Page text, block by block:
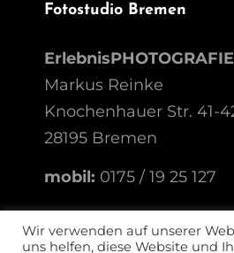
Fotostudio Bremen
ErlebnisPHOTOGRAFIE
Markus Reinke
Knochenhauer Str. 41-
28195 Bremen
mobil: 0175 / 19 25 127
Wir verwenden auf unserer
uns helfen, diese Website und